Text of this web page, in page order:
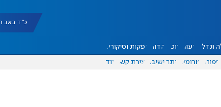
כ"ד באב תשפ"ו
ונדל"ן דעות אוכל יהדות הפקות וסיקורים
ספורט פורומים אתר ישיבה יצירת קשר עוד